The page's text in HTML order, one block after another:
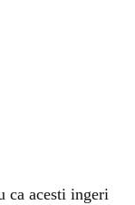
ca acesti ingeri